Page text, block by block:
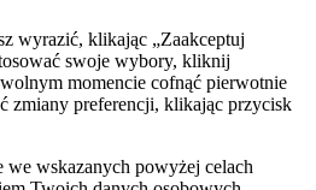
wyrazić, klikając „Zaakceptuj
swoje wybory, kliknij
momencie cofnąć pierwotnie
zmiany preferencji, klikając przycisk
wskazanych powyżej celach